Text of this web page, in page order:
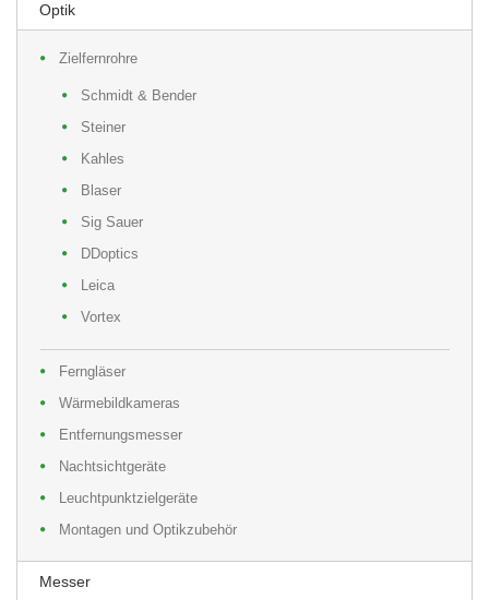
Optik
Zielfernrohre
Schmidt & Bender
Steiner
Kahles
Blaser
Sig Sauer
DDoptics
Leica
Vortex
Ferngläser
Wärmebildkameras
Entfernungsmesser
Nachtsichtgeräte
Leuchtpunktzielgeräte
Montagen und Optikzubehör
Messer